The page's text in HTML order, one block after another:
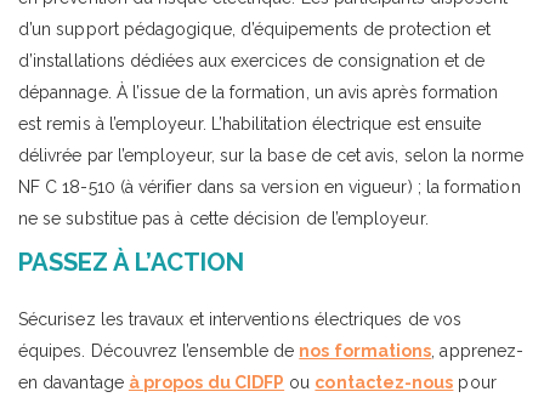
d’un support pédagogique, d’équipements de protection et
d’installations dédiées aux exercices de consignation et de
dépannage. À l’issue de la formation, un avis après formation
est remis à l’employeur. L’habilitation électrique est ensuite
délivrée par l’employeur, sur la base de cet avis, selon la norme
NF C 18-510 (à vérifier dans sa version en vigueur) ; la formation
ne se substitue pas à cette décision de l’employeur.
PASSEZ À L’ACTION
Sécurisez les travaux et interventions électriques de vos
équipes. Découvrez l’ensemble de nos formations , apprenez-
en davantage à propos du CIDFP ou contactez-nous pour